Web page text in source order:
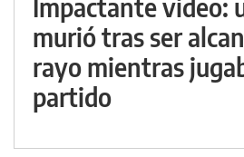
Impactante video:
murió tras ser
rayo mientras
partido